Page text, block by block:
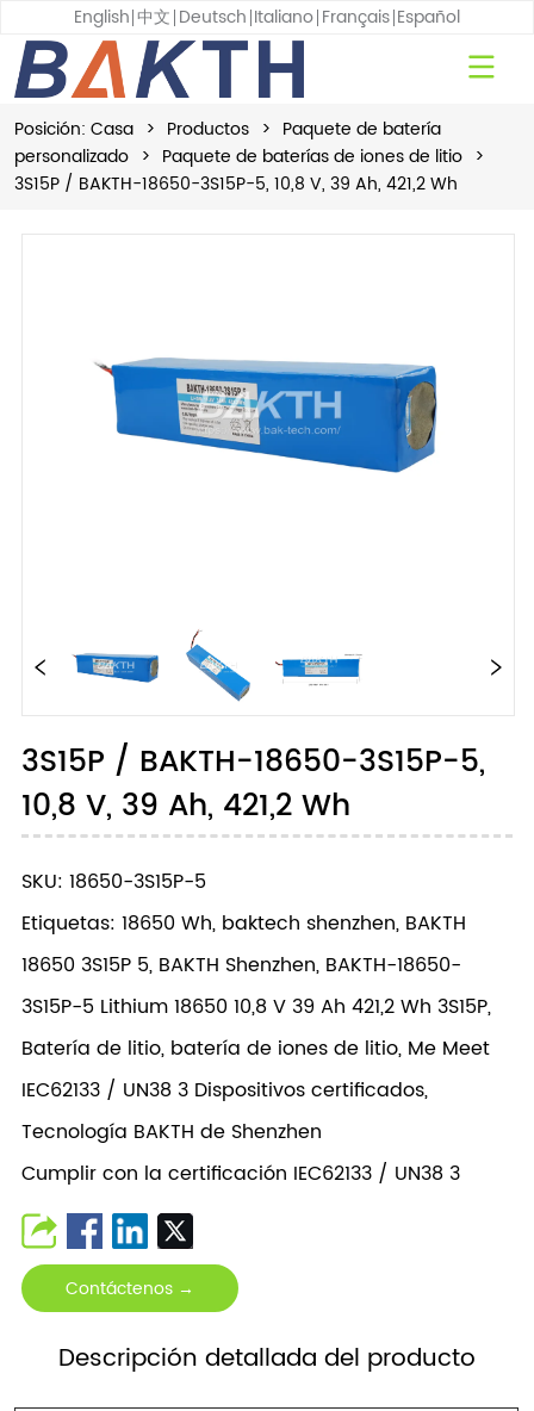
English 中文 Deutsch Italiano Français Español
Posición: Casa > Productos > Paquete de batería
personalizado > Paquete de baterías de iones de litio >
3S15P / BAKTH-18650-3S15P-5, 10,8 V, 39 Ah, 421,2 Wh
3S15P / BAKTH-18650-3S15P-5,
10,8 V, 39 Ah, 421,2 Wh
SKU: 18650-3S15P-5
Etiquetas: 18650 Wh, baktech shenzhen, BAKTH
18650 3S15P 5, BAKTH Shenzhen, BAKTH-18650-
3S15P-5 Lithium 18650 10,8 V 39 Ah 421,2 Wh 3S15P,
Batería de litio, batería de iones de litio, Me Meet
IEC62133 / UN38 3 Dispositivos certificados,
Tecnología BAKTH de Shenzhen
Cumplir con la certificación IEC62133 / UN38 3
Contáctenos →
Descripción detallada del producto